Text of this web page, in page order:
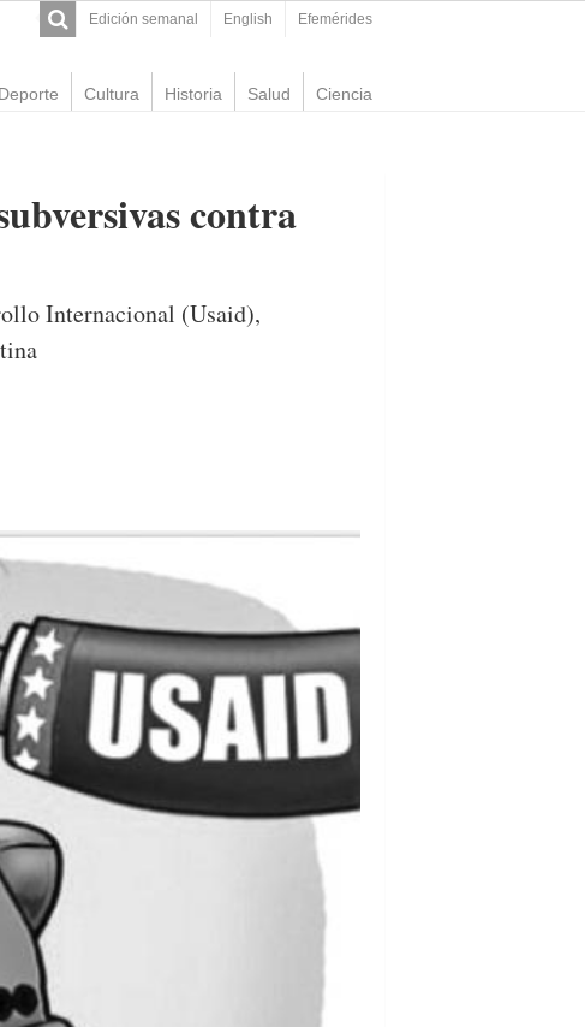
Edición semanal English Efemérides
Deporte Cultura Historia Salud Ciencia
contra
Internacional (Usaid),